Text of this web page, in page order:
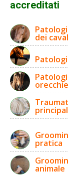
accreditati
dei
pratica
animale